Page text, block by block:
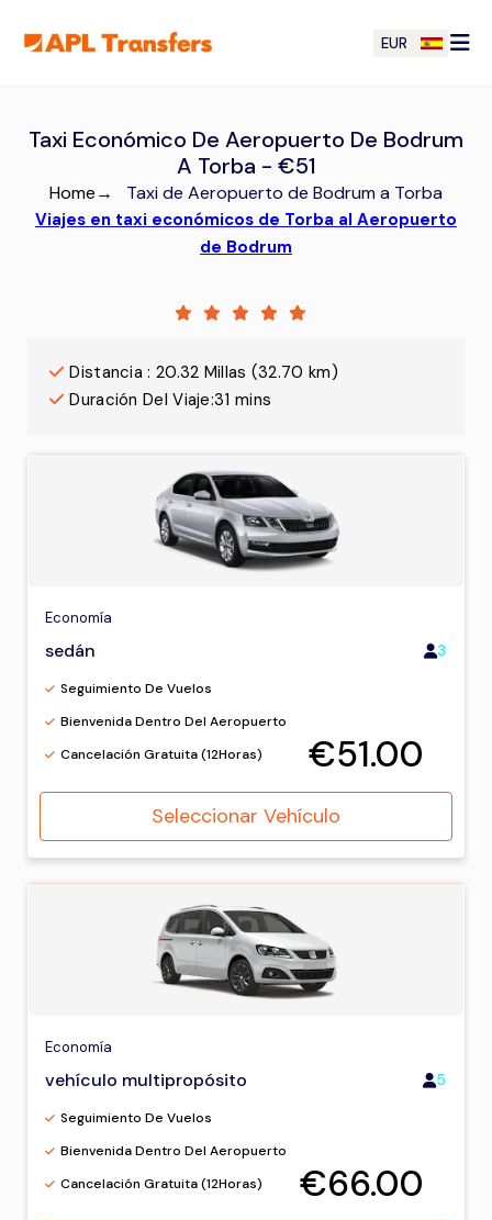
EUR
Taxi Económico De Aeropuerto De Bodrum
A Torba - €51
Home→ Taxi de Aeropuerto de Bodrum a Torba
Viajes en taxi económicos de Torba al Aeropuerto
de Bodrum
Distancia : 20.32 Millas (32.70 km)
Duración Del Viaje:31 mins
Economía
sedán 3
Seguimiento De Vuelos
Bienvenida Dentro Del Aeropuerto
Cancelación Gratuita (12Horas)
€51.00
Seleccionar Vehículo
Economía
vehículo multipropósito 5
Seguimiento De Vuelos
Bienvenida Dentro Del Aeropuerto
Cancelación Gratuita (12Horas)
€66.00